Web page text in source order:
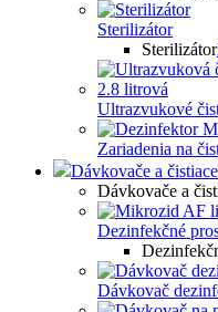
Sterilizátor
Sterilizátor
Ultrazvukové
Zariadenia na
Dávkovače a
Dávkovače a
Dezinfekčné
Dávkovač